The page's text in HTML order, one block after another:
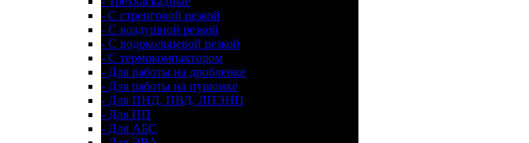
- С стренговой резкой
- С воздушной резкой
- С водокольцевой резкой
- С термокомпактором
- Для работы на дробленке
- Для работы на пушонке
- Для ПНД, ПВД, ЛПЭНП
- Для ПП
- Для АБС